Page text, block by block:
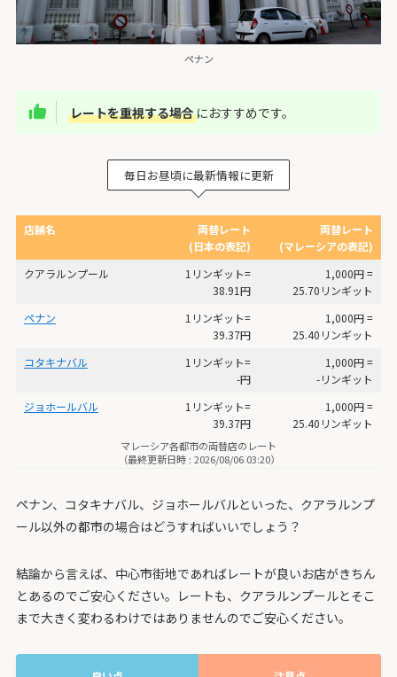
ペナン
レートを重視する場合におすすめです。
毎日お昼頃に最新情報に更新
店舗名
両替レート
(日本の表記)
両替レート
(マレーシアの表記)
クアラルンプール
1リンギット=
38.91円
1,000円 =
25.70リンギット
ペナン
1リンギット=
39.37円
1,000円 =
25.40リンギット
コタキナバル
1リンギット=
-円
1,000円 =
-リンギット
ジョホールバル
1リンギット=
39.37円
1,000円 =
25.40リンギット
マレーシア各都市の両替店のレート
（最終更新日時 : 2026/08/06 03:20）
ペナン、コタキナバル、ジョホールバルといった、クアラルンプ
ール以外の都市の場合はどうすればいいでしょう？
結論から言えば、中心市街地であればレートが良いお店がきちん
とあるのでご安心ください。レートも、クアラルンプールとそこ
まで大きく変わるわけではありませんのでご安心ください。